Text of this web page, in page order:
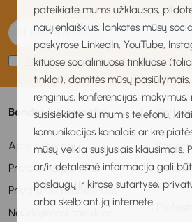
pateikiate mums užklausas,
naujienlaiškius, lankotės mūsų
paskyrose LinkedIn, YouTube,
kituose socialiniuose tinkluose
tinklai), domitės mūsų
renginius, konferencijas, mokymus,
susisiekiate su mumis telefonu,
komunikacijos kanalais ar
mūsų veikla susijusiais klausimais.
ar/ir detalesnė informacija gali
paslaugų ir kitose sutartyse,
arba skelbiant ją internete.
Sutinku su privatumo politika
Bendra informacija
Apie sistemą
Privatumo politika
Privatumo pranešimas
Naudojimosi taisyklės